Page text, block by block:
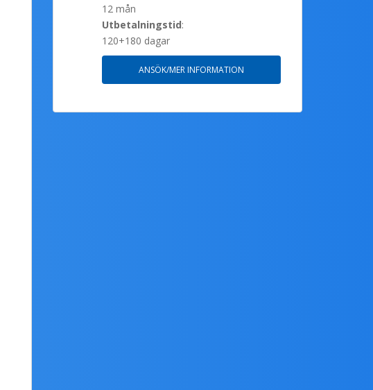
12 mån
Utbetalningstid:
120+180 dagar
ANSÖK/MER INFORMATION